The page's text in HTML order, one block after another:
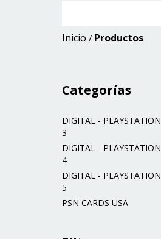
Inicio / Productos
Categorías
DIGITAL - PLAYSTATION
3
DIGITAL - PLAYSTATION
4
DIGITAL - PLAYSTATION
5
PSN CARDS USA